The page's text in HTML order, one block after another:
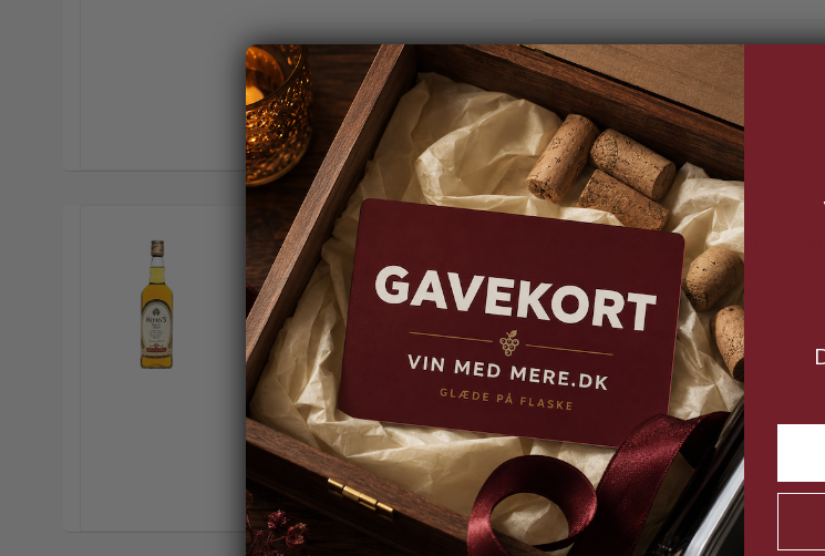
Limited Edition. Kun 5.100 produceret i alt
Whisky.
Wittons Scotch Whisky 70 cl. -
Original Scotch Whisky fra Skotland